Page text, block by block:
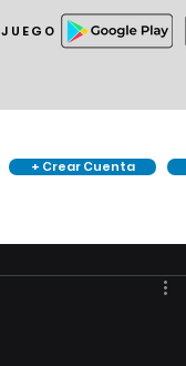
+ Crear Cuenta